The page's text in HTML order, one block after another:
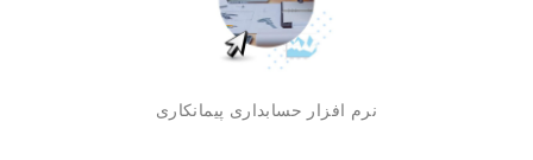
نرم افزار حسابداری پیمانکاری